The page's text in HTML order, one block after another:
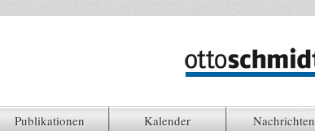
Publikationen Kalender Nachrichten